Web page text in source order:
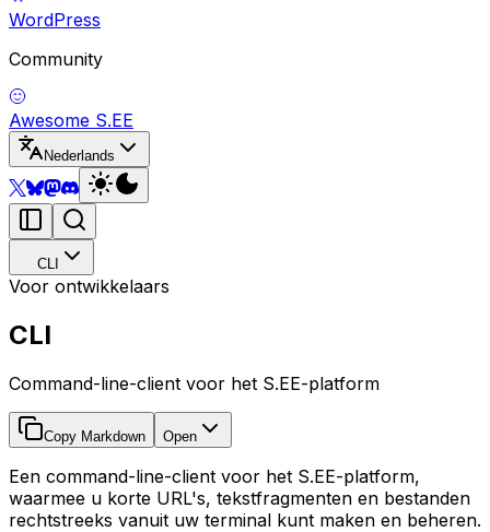
WordPress
Community
Awesome S.EE
Nederlands
CLI
Voor ontwikkelaars
CLI
Command-line-client voor het S.EE-platform
Copy Markdown Open
Een command-line-client voor het S.EE-platform,
waarmee u korte URL's, tekstfragmenten en bestanden
rechtstreeks vanuit uw terminal kunt maken en beheren.